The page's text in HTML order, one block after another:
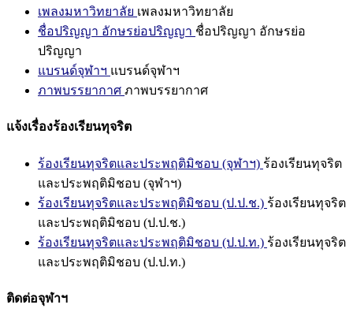
เพลงมหาวิทยาลัย เพลงมหาวิทยาลัย
ชื่อปริญญา อักษรย่อปริญญา ชื่อปริญญา อักษรย่อ
ปริญญา
แบรนด์จุฬาฯ แบรนด์จุฬาฯ
ภาพบรรยากาศ ภาพบรรยากาศ
แจ้งเรื่องร้องเรียนทุจริต
ร้องเรียนทุจริตและประพฤติมิชอบ (จุฬาฯ) ร้องเรียนทุจริต
และประพฤติมิชอบ (จุฬาฯ)
ร้องเรียนทุจริตและประพฤติมิชอบ (ป.ป.ช.) ร้องเรียนทุจริต
และประพฤติมิชอบ (ป.ป.ช.)
ร้องเรียนทุจริตและประพฤติมิชอบ (ป.ป.ท.) ร้องเรียนทุจริต
และประพฤติมิชอบ (ป.ป.ท.)
ติดต่อจุฬาฯ